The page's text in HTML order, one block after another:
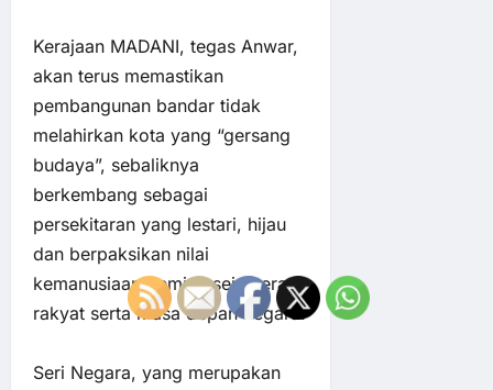
Kerajaan MADANI, tegas Anwar,
akan terus memastikan
pembangunan bandar tidak
melahirkan kota yang “gersang
budaya”, sebaliknya
berkembang sebagai
persekitaran yang lestari, hijau
dan berpaksikan nilai
kemanusiaan demi kesejahteraan
rakyat serta masa depan negara.
Seri Negara, yang merupakan